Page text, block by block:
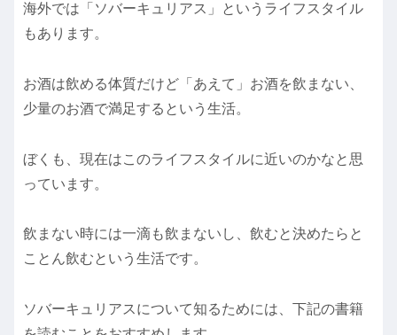
海外では「ソバーキュリアス」というライフスタイル
もあります。
お酒は飲める体質だけど「あえて」お酒を飲まない、
少量のお酒で満足するという生活。
ぼくも、現在はこのライフスタイルに近いのかなと思
っています。
飲まない時には一滴も飲まないし、飲むと決めたらと
ことん飲むという生活です。
ソバーキュリアスについて知るためには、下記の書籍